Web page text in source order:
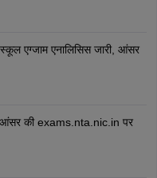
एग्जाम एनालिसिस जारी, आंसर
की exams.nta.nic.in पर